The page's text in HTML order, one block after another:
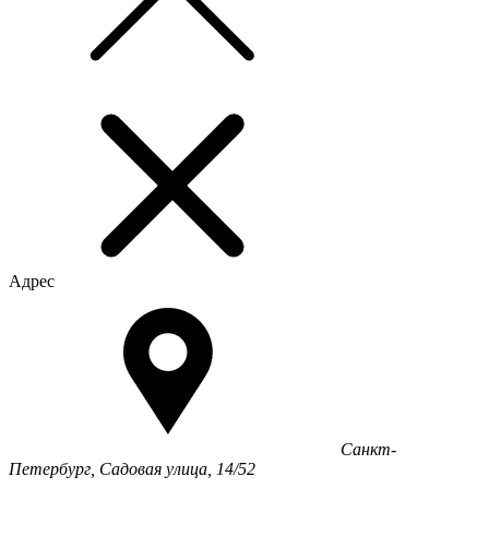
Адрес
Санкт-
Петербург, Садовая улица, 14/52